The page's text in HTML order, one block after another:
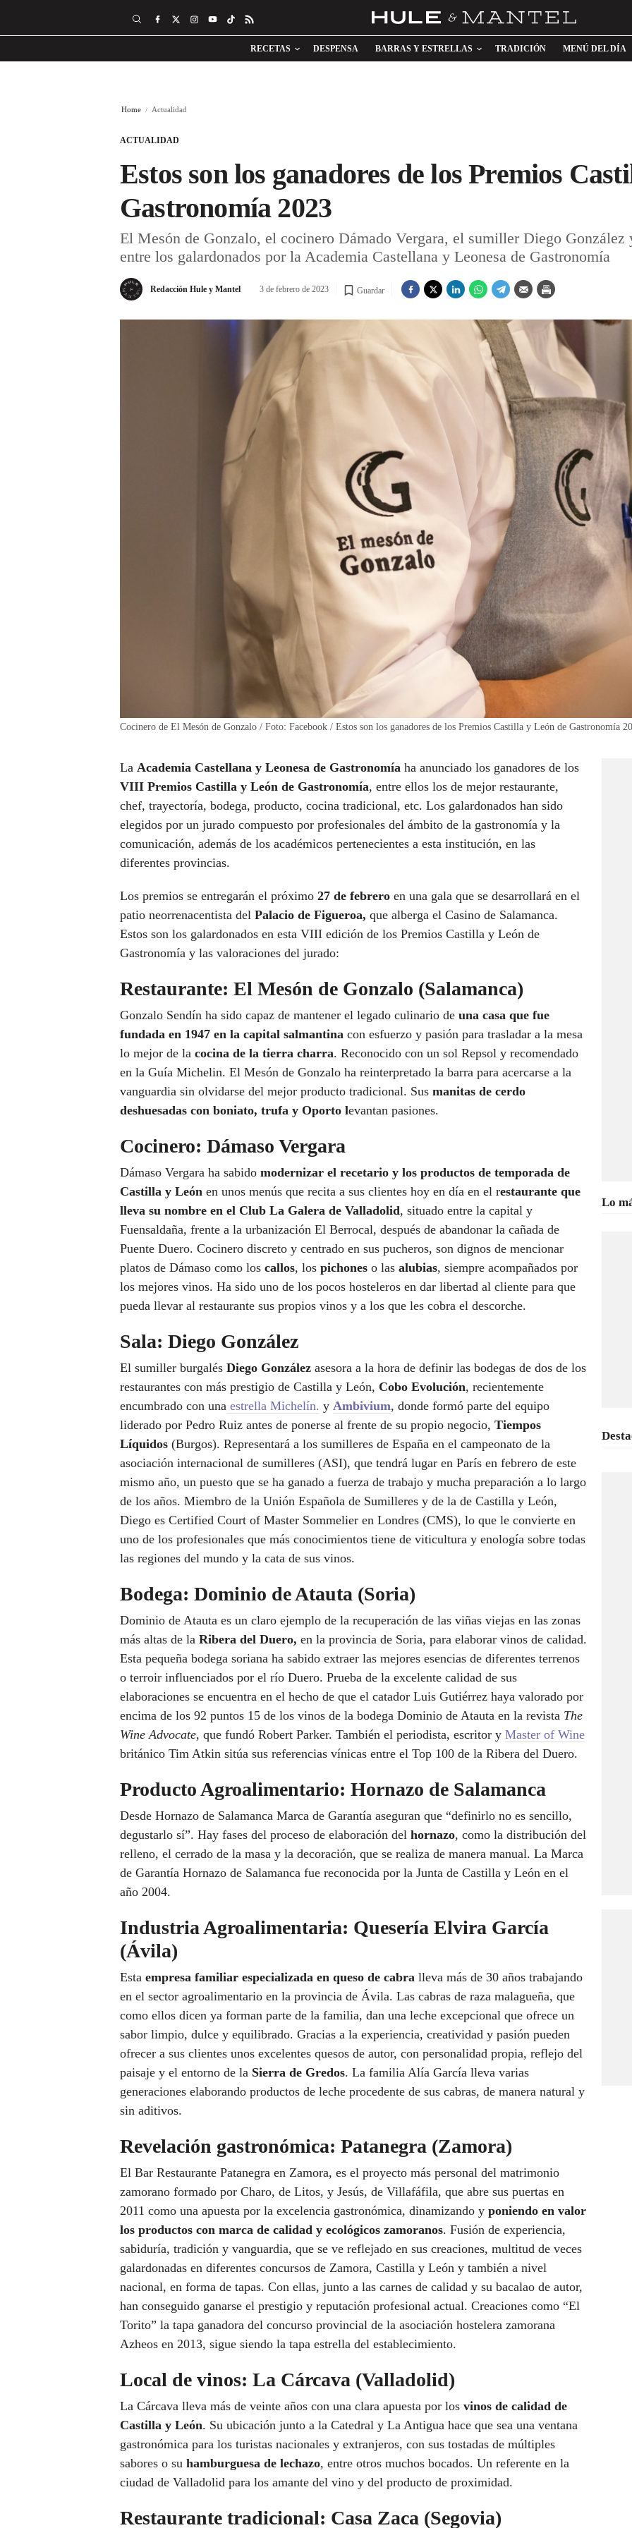
RECETAS DESPENSA BARRAS Y ESTRELLAS TRADICIÓN MENÚ DEL DÍA
Home Actualidad
ACTUALIDAD
Estos son los ganadores de los Premios
Gastronomía 2023
El Mesón de Gonzalo, el cocinero Dámado Vergara, el sumiller Diego
entre los galardonados por la Academia Castellana y Leonesa de Gastronomía
Redacción Hule y Mantel 3 de febrero de 2023 Guardar
Cocinero de El Mesón de Gonzalo / Foto: Facebook / Estos son los ganadores de los Premios Castilla y León de Gastronomía
La Academia Castellana y Leonesa de Gastronomía ha anunciado los ganadores de los
VIII Premios Castilla y León de Gastronomía, entre ellos los de mejor restaurante,
chef, trayectoría, bodega, producto, cocina tradicional, etc. Los galardonados han sido
elegidos por un jurado compuesto por profesionales del ámbito de la gastronomía y la
comunicación, además de los académicos pertenecientes a esta institución, en las
diferentes provincias.
Los premios se entregarán el próximo 27 de febrero en una gala que se desarrollará en el
patio neorrenacentista del Palacio de Figueroa, que alberga el Casino de Salamanca.
Estos son los galardonados en esta VIII edición de los Premios Castilla y León de
Gastronomía y las valoraciones del jurado:
Restaurante: El Mesón de Gonzalo (Salamanca)
Gonzalo Sendín ha sido capaz de mantener el legado culinario de una casa que fue
fundada en 1947 en la capital salmantina con esfuerzo y pasión para trasladar a la mesa
lo mejor de la cocina de la tierra charra. Reconocido con un sol Repsol y recomendado
en la Guía Michelin. El Mesón de Gonzalo ha reinterpretado la barra para acercarse a la
vanguardia sin olvidarse del mejor producto tradicional. Sus manitas de cerdo
deshuesadas con boniato, trufa y Oporto levantan pasiones.
Cocinero: Dámaso Vergara
Dámaso Vergara ha sabido modernizar el recetario y los productos de temporada de
Castilla y León en unos menús que recita a sus clientes hoy en día en el restaurante que
lleva su nombre en el Club La Galera de Valladolid, situado entre la capital y
Fuensaldaña, frente a la urbanización El Berrocal, después de abandonar la cañada de
Puente Duero. Cocinero discreto y centrado en sus pucheros, son dignos de mencionar
platos de Dámaso como los callos, los pichones o las alubias, siempre acompañados por
los mejores vinos. Ha sido uno de los pocos hosteleros en dar libertad al cliente para que
pueda llevar al restaurante sus propios vinos y a los que les cobra el descorche.
Sala: Diego González
El sumiller burgalés Diego González asesora a la hora de definir las bodegas de dos de los
restaurantes con más prestigio de Castilla y León, Cobo Evolución, recientemente
encumbrado con una estrella Michelín. y Ambivium, donde formó parte del equipo
liderado por Pedro Ruiz antes de ponerse al frente de su propio negocio, Tiempos
Líquidos (Burgos). Representará a los sumilleres de España en el campeonato de la
asociación internacional de sumilleres (ASI), que tendrá lugar en París en febrero de este
mismo año, un puesto que se ha ganado a fuerza de trabajo y mucha preparación a lo largo
de los años. Miembro de la Unión Española de Sumilleres y de la de Castilla y León,
Diego es Certified Court of Master Sommelier en Londres (CMS), lo que le convierte en
uno de los profesionales que más conocimientos tiene de viticultura y enología sobre todas
las regiones del mundo y la cata de sus vinos.
Bodega: Dominio de Atauta (Soria)
Dominio de Atauta es un claro ejemplo de la recuperación de las viñas viejas en las zonas
más altas de la Ribera del Duero, en la provincia de Soria, para elaborar vinos de calidad.
Esta pequeña bodega soriana ha sabido extraer las mejores esencias de diferentes terrenos
o terroir influenciados por el río Duero. Prueba de la excelente calidad de sus
elaboraciones se encuentra en el hecho de que el catador Luis Gutiérrez haya valorado por
encima de los 92 puntos 15 de los vinos de la bodega Dominio de Atauta en la revista The
Wine Advocate, que fundó Robert Parker. También el periodista, escritor y Master of Wine
británico Tim Atkin sitúa sus referencias vínicas entre el Top 100 de la Ribera del Duero.
Producto Agroalimentario: Hornazo de Salamanca
Desde Hornazo de Salamanca Marca de Garantía aseguran que “definirlo no es sencillo,
degustarlo sí”. Hay fases del proceso de elaboración del hornazo, como la distribución del
relleno, el cerrado de la masa y la decoración, que se realiza de manera manual. La Marca
de Garantía Hornazo de Salamanca fue reconocida por la Junta de Castilla y León en el
año 2004.
Industria Agroalimentaria: Quesería Elvira García
(Ávila)
Esta empresa familiar especializada en queso de cabra lleva más de 30 años trabajando
en el sector agroalimentario en la provincia de Ávila. Las cabras de raza malagueña, que
como ellos dicen ya forman parte de la familia, dan una leche excepcional que ofrece un
sabor limpio, dulce y equilibrado. Gracias a la experiencia, creatividad y pasión pueden
ofrecer a sus clientes unos excelentes quesos de autor, con personalidad propia, reflejo del
paisaje y el entorno de la Sierra de Gredos. La familia Alía García lleva varias
generaciones elaborando productos de leche procedente de sus cabras, de manera natural y
sin aditivos.
Revelación gastronómica: Patanegra (Zamora)
El Bar Restaurante Patanegra en Zamora, es el proyecto más personal del matrimonio
zamorano formado por Charo, de Litos, y Jesús, de Villafáfila, que abre sus puertas en
2011 como una apuesta por la excelencia gastronómica, dinamizando y poniendo en valor
los productos con marca de calidad y ecológicos zamoranos. Fusión de experiencia,
sabiduría, tradición y vanguardia, que se ve reflejado en sus creaciones, multitud de veces
galardonadas en diferentes concursos de Zamora, Castilla y León y también a nivel
nacional, en forma de tapas. Con ellas, junto a las carnes de calidad y su bacalao de autor,
han conseguido ganarse el prestigio y reputación profesional actual. Creaciones como “El
Torito” la tapa ganadora del concurso provincial de la asociación hostelera zamorana
Azheos en 2013, sigue siendo la tapa estrella del establecimiento.
Local de vinos: La Cárcava (Valladolid)
La Cárcava lleva más de veinte años con una clara apuesta por los vinos de calidad de
Castilla y León. Su ubicación junto a la Catedral y La Antigua hace que sea una ventana
gastronómica para los turistas nacionales y extranjeros, con sus tostadas de múltiples
sabores o su hamburguesa de lechazo, entre otros muchos bocados. Un referente en la
ciudad de Valladolid para los amante del vino y del producto de proximidad.
Restaurante tradicional: Casa Zaca (Segovia)
Lo